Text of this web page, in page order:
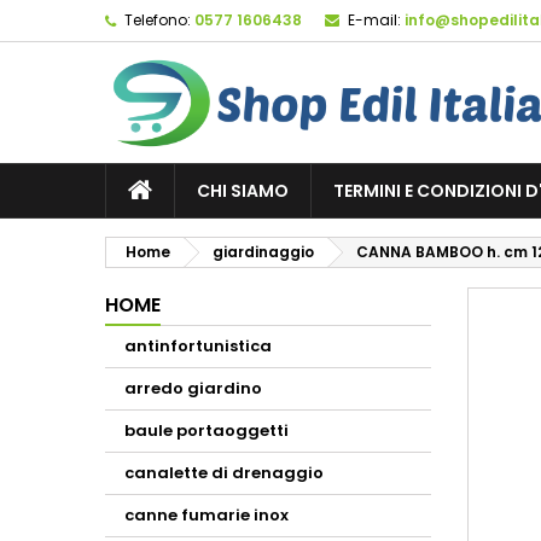
Telefono: 0577 1606438 E-mail:
CHI SIAMO TERMINI E CONDIZIONI
Home giardinaggio CANNA BAMBOO h. cm
HOME
antinfortunistica
arredo giardino
baule portaoggetti
canalette di drenaggio
canne fumarie inox
add_circle_outline